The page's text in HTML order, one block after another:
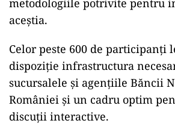
metodologiile potrivite pentru
aceștia.
Celor peste 600 de participanți
dispoziție infrastructura
sucursalele și agențiile Băncii
României și un cadru optim
discuții interactive.